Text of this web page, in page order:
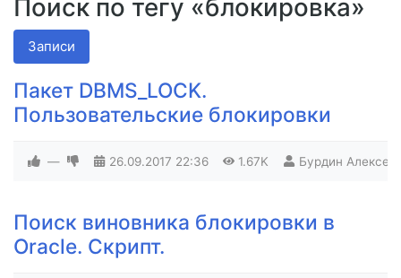
Поиск по тегу «блокировка»
Записи
Пакет DBMS_LOCK.
Пользовательские блокировки
— 26.09.2017 22:36 1.67K Бурдин Алексей
Поиск виновника блокировки в
Oracle. Скрипт.